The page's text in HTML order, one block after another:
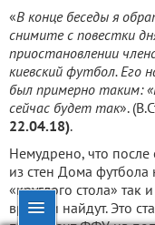
«В конце беседы я
снимите с повестки
приостановлении
киевский футбол. Его
был примерно таким:
сейчас будет так».
22.04.18).
Немудрено, что
из стен Дома футбола
«круглого стола»
вряд ли найдут. Это